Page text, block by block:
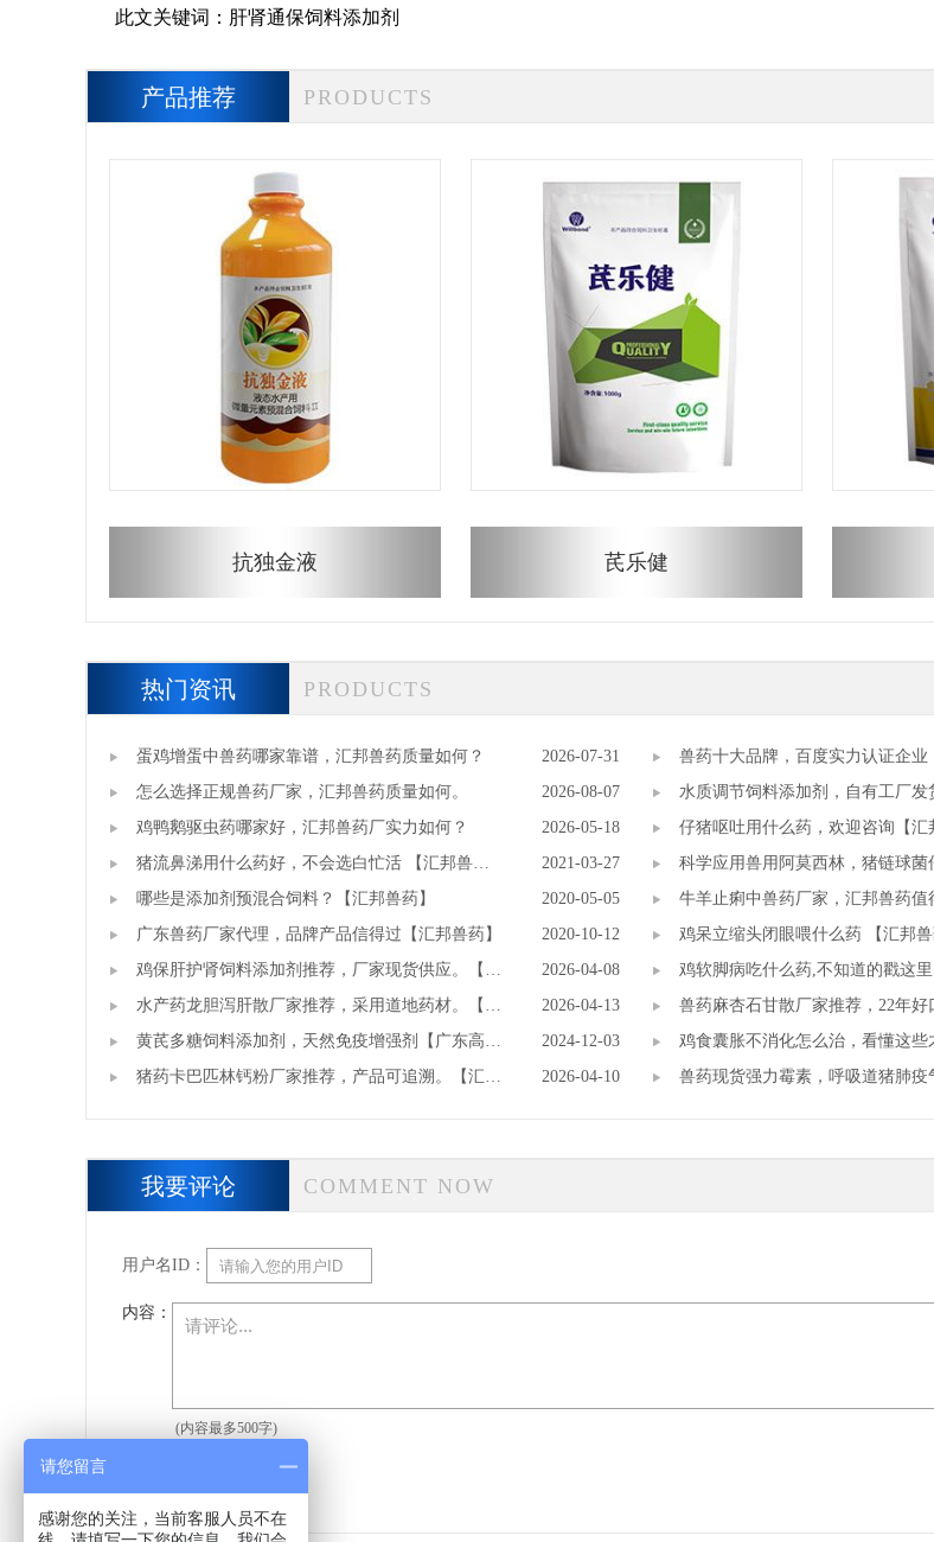
此文关键词： 肝肾通保饲料添加剂
产品推荐 PRODUCTS
抗独金液 芪乐健
热门资讯 PRODUCTS
蛋鸡增蛋中兽药哪家靠谱，汇邦兽药质量如何？ 2026-07-31 兽药十大品牌，百度实力认证企业
怎么选择正规兽药厂家，汇邦兽药质量如何。
2026-08-07
水质调节饲料添加剂，自有工厂发
生物】
鸡鸭鹅驱虫药哪家好，汇邦兽药厂实力如何？
2026-05-18 仔猪呕吐用什么药，欢迎咨询【汇
猪流鼻涕用什么药好，不会选白忙活 【汇邦兽
药】
2021-03-27
科学应用兽用阿莫西林，猪链球菌
毒禽大肠杆菌
哪些是添加剂预混合饲料？【汇邦兽药】
2020-05-05 牛羊止痢中兽药厂家，汇邦兽药值
广东兽药厂家代理，品牌产品信得过【汇邦兽药】
2020-10-12 鸡呆立缩头闭眼喂什么药 【汇邦兽
鸡保肝护肾饲料添加剂推荐，厂家现货供应。【广
东高邦生物】
2026-04-08 鸡软脚病吃什么药,不知道的戳这里
水产药龙胆泻肝散厂家推荐，采用道地药材。【汇
邦兽药厂】
2026-04-13
兽药麻杏石甘散厂家推荐，22年好
药厂】
黄芪多糖饲料添加剂，天然免疫增强剂【广东高邦
生物】
2024-12-03
鸡食囊胀不消化怎么治，看懂这些
药】
猪药卡巴匹林钙粉厂家推荐，产品可追溯。【汇邦
2026-04-10
兽药现货强力霉素，呼吸道猪肺疫
我要评论 COMMENT NOW
用户名ID：
内容：
(内容最多500字)
请您留言
感谢您的关注，当前客服人员不在